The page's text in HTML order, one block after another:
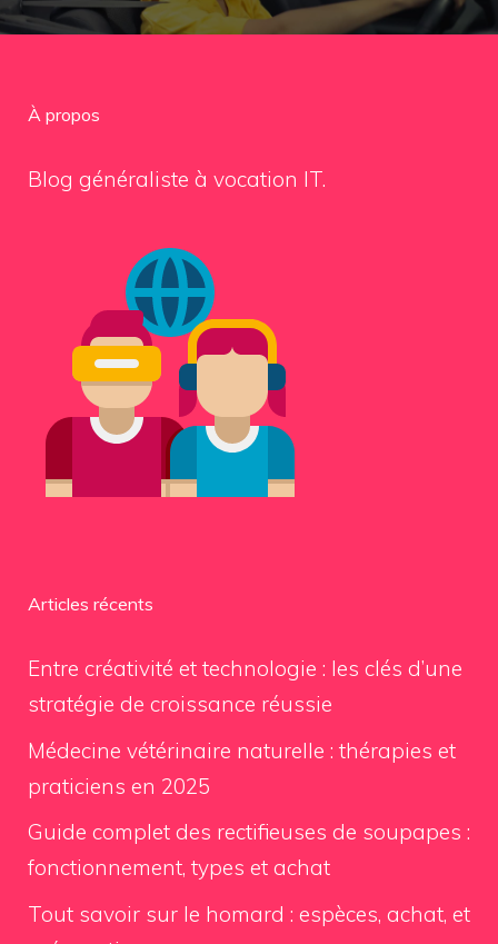
À propos
Blog généraliste à vocation IT.
Articles récents
Entre créativité et technologie : les clés d’une
stratégie de croissance réussie
Médecine vétérinaire naturelle : thérapies et
praticiens en 2025
Guide complet des rectifieuses de soupapes :
fonctionnement, types et achat
Tout savoir sur le homard : espèces, achat, et